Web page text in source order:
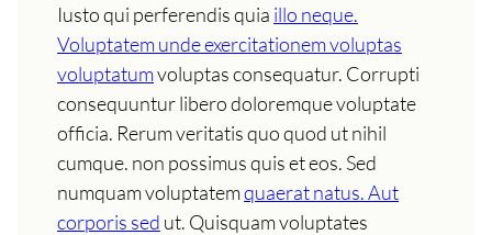
Iusto qui perferendis quia illo neque.
Voluptatem unde exercitationem voluptas
voluptatumvoluptas consequatur. Corrupti
consequuntur libero doloremque voluptate
officia. Rerum veritatis quo quod ut nihil
cumque. non possimus quis et eos. Sed
numquam voluptatemquaerat natus. Aut
corporis sed ut. Quisquam voluptates